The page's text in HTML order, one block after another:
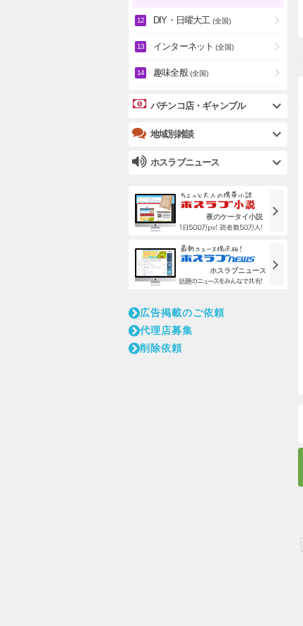
DIY・日曜大工 (全国)
インターネット (全国)
趣味全般 (全国)
パチンコ店・ギャンブル
地域別雑談
ホスラブニュース
夜のケータイ小説
ホスラブニュース
広告掲載のご依頼
代理店募集
削除依頼